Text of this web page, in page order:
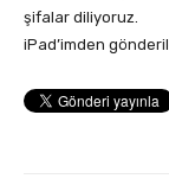
şifalar diliyoruz.
iPad’imden